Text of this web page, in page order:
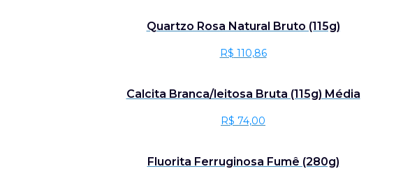
Quartzo Rosa Natural Bruto (115g)
R$ 110,86
Calcita Branca/leitosa Bruta (115g) Média
R$ 74,00
Fluorita Ferruginosa Fumê (280g)